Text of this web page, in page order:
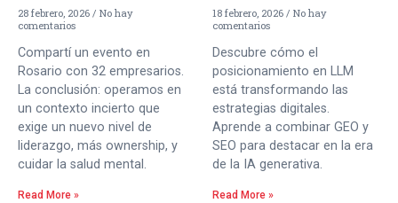
28 febrero, 2026
No hay
comentarios
Compartí un evento en
Rosario con 32 empresarios.
La conclusión: operamos en
un contexto incierto que
exige un nuevo nivel de
liderazgo, más ownership, y
cuidar la salud mental.
Read More »
18 febrero, 2026
No hay
comentarios
Descubre cómo el
posicionamiento en LLM
está transformando las
estrategias digitales.
Aprende a combinar GEO y
SEO para destacar en la era
de la IA generativa.
Read More »